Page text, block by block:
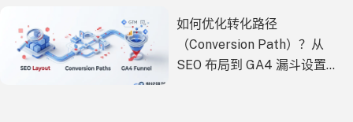
如何优化转化路径
（Conversion Path）？从
SEO 布局到 GA4 漏斗设置的